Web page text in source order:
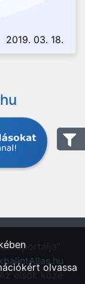
2019. 03. 18.
elsők közé
olvassa